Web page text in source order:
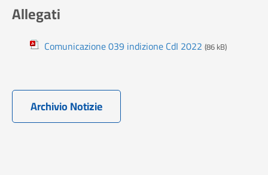
Allegati
Comunicazione 039 indizione CdI 2022 (86 kB)
Archivio Notizie